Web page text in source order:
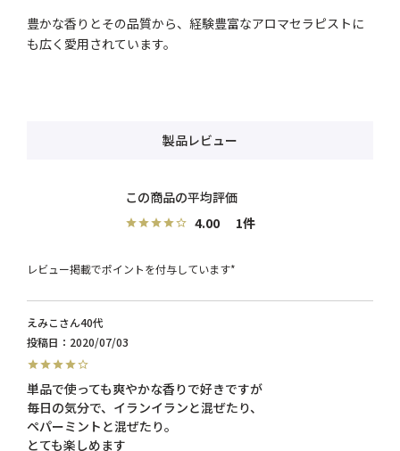
豊かな香りとその品質から、経験豊富なアロマセラピストに
も広く愛用されています。
製品レビュー
4.00 1
レビュー掲載でポイントを付与しています*
えみこ
40代
投稿日
2020/07/03
単品で使っても爽やかな香りで好きですが
毎日の気分で、イランイランと混ぜたり、
ペパーミントと混ぜたり。
とても楽しめます